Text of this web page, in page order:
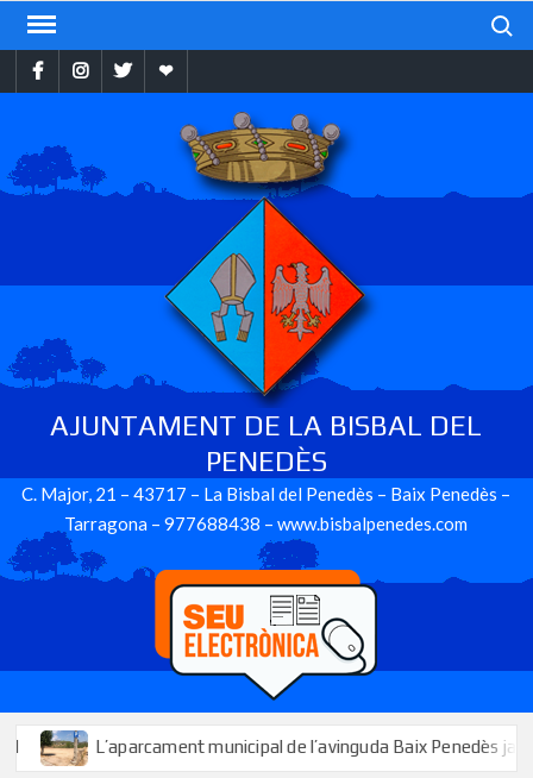
Skip
contentFacebookInstragram
TwitterEbando
AJUNTAMENT DE LA BISBAL DEL
PENEDÈS
C. Major, 21 – 43717 – La Bisbal del Penedès – Baix Penedès –
Tarragona – 977688438 – www.bisbalpenedes.com
L’aparcament municipal de l’avinguda Baix Penedès ja està